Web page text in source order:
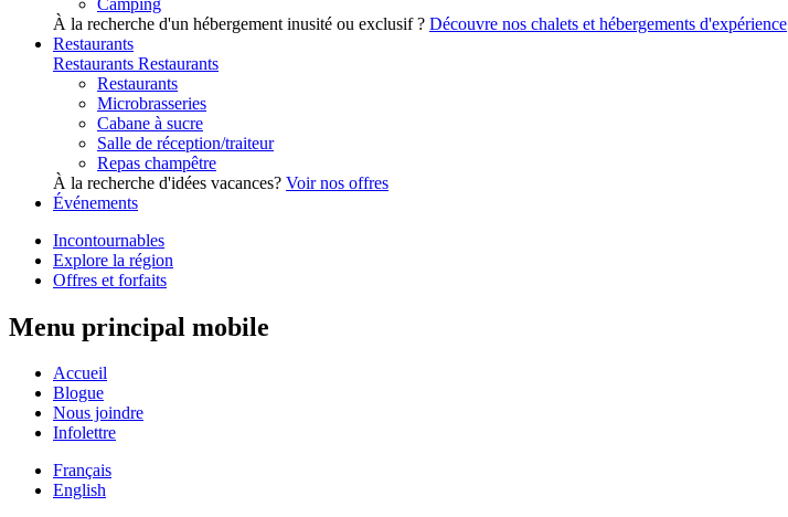
À la recherche d'un hébergement inusité ou exclusif ? Découvre nos chalets et hébergements d'expérience
Restaurants
Restaurants Restaurants
Restaurants
Microbrasseries
Cabane à sucre
Salle de réception/traiteur
Repas champêtre
À la recherche d'idées vacances? Voir nos offres
Événements
Incontournables
Explore la région
Offres et forfaits
Menu principal mobile
Accueil
Blogue
Nous joindre
Infolettre
Français
English